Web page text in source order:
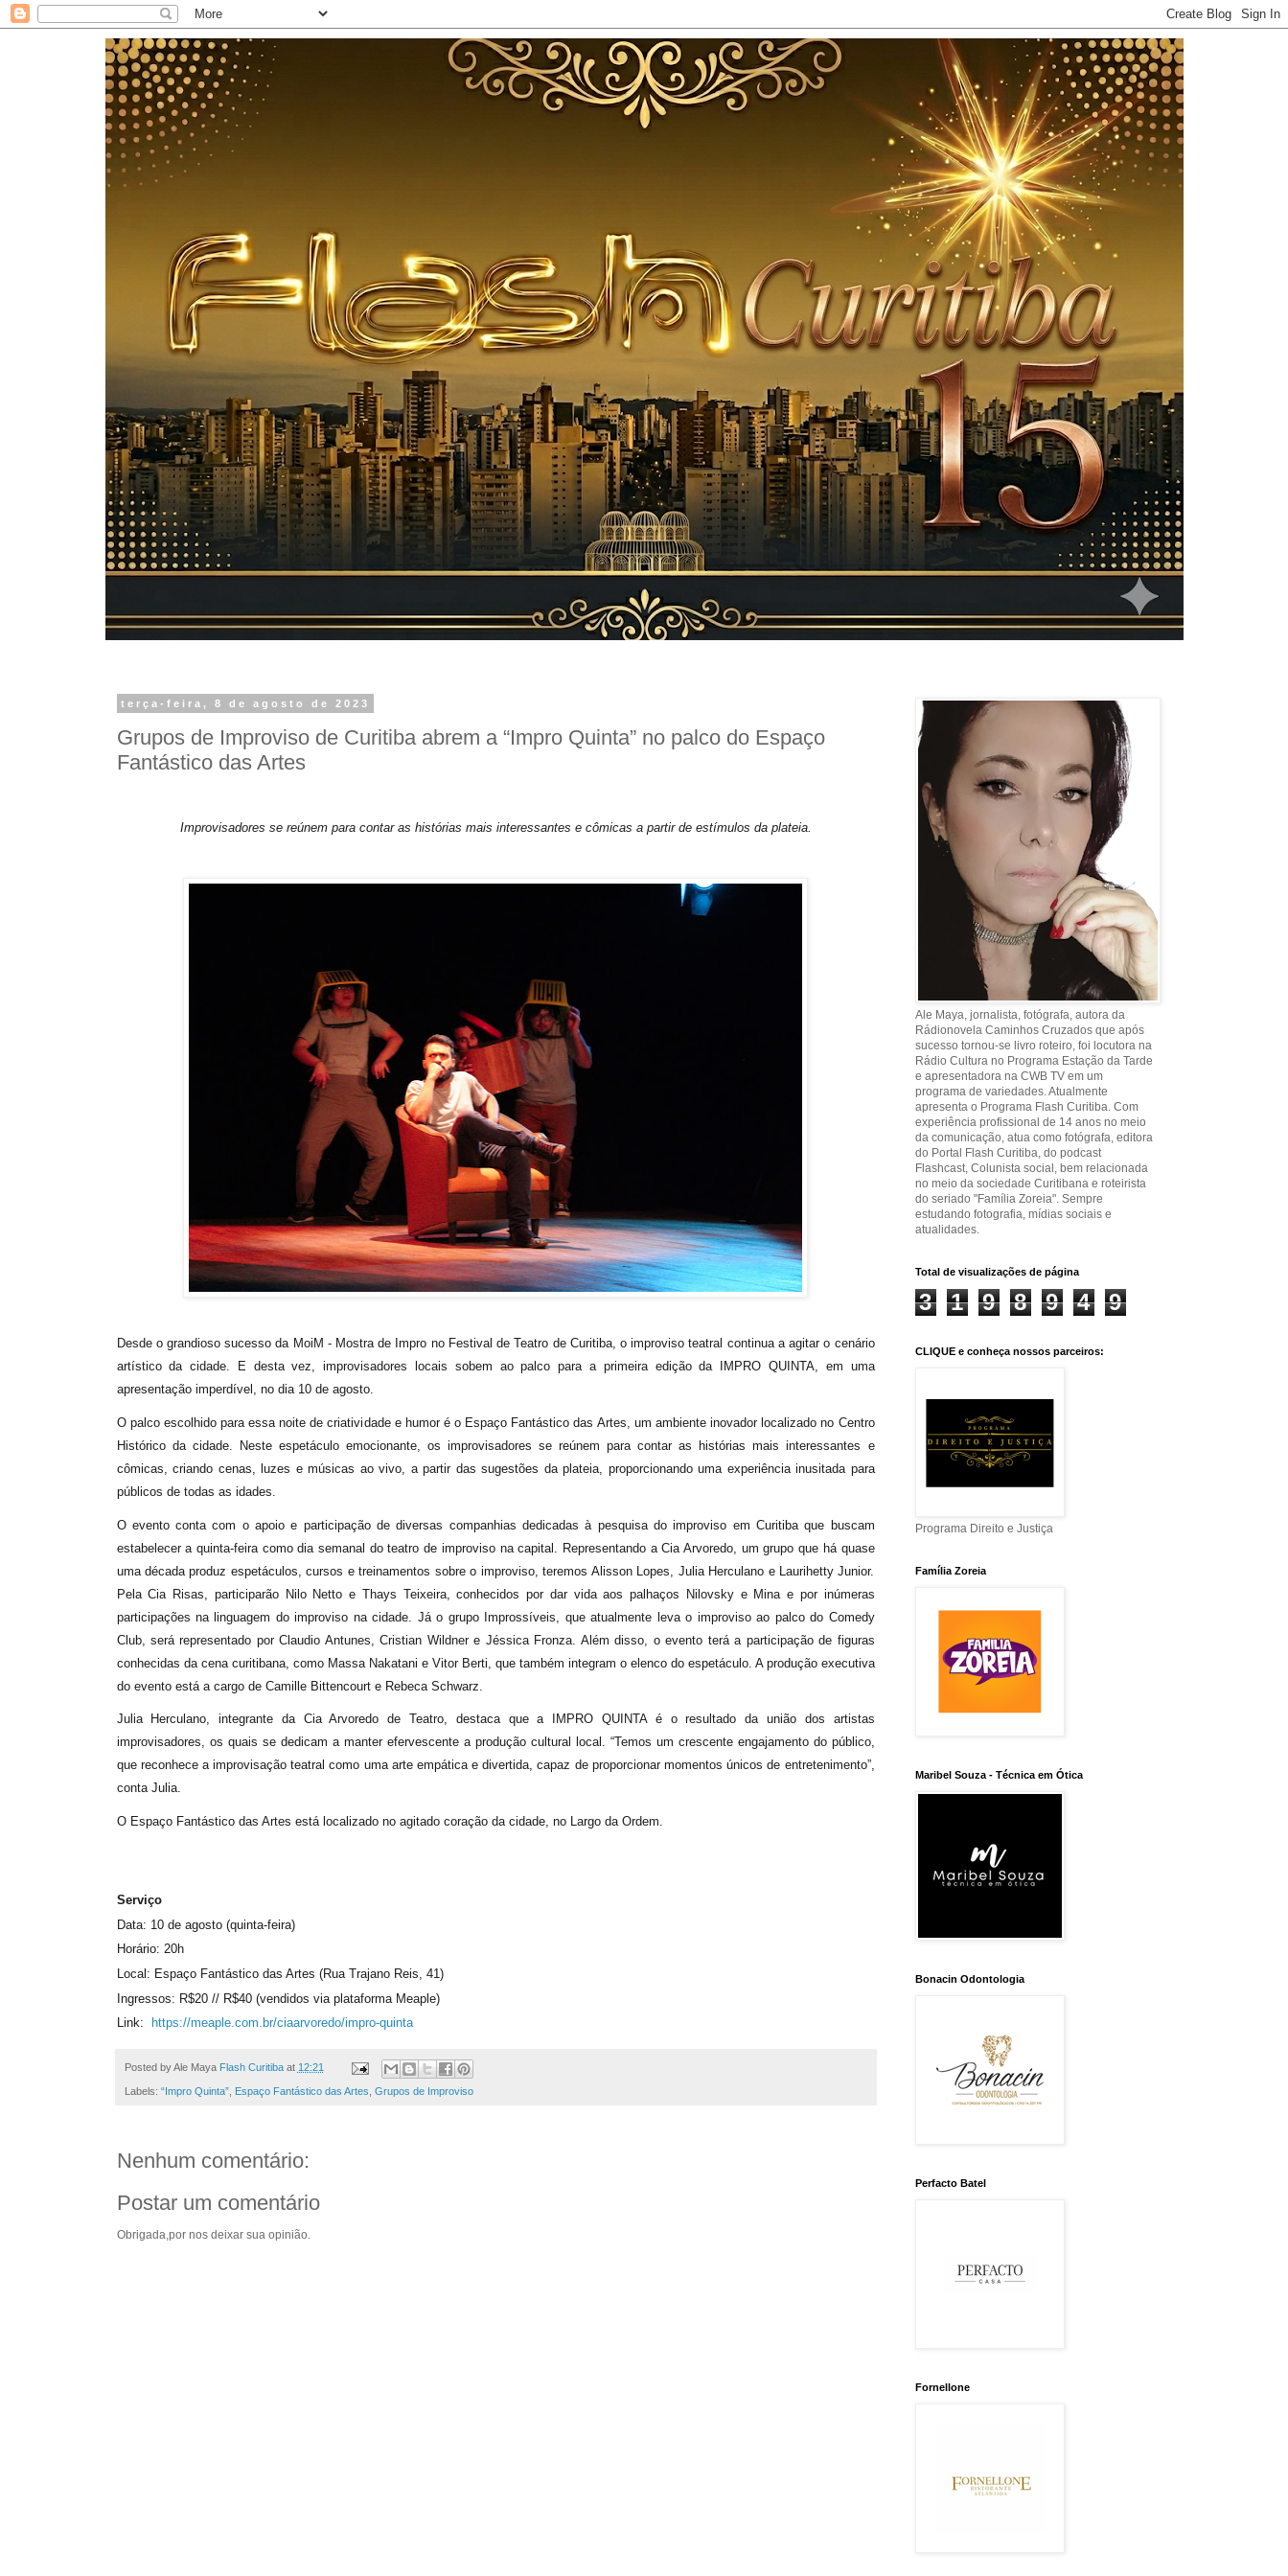
terça-feira, 8 de agosto de 2023
Grupos de Improviso de Curitiba abrem a “Impro Quinta” no palco do Espaço
Fantástico das Artes
Improvisadores se reúnem para contar as histórias mais interessantes e cômicas a partir de estímulos da plateia.
Desde o grandioso sucesso da MoiM - Mostra de Impro no Festival de Teatro de Curitiba, o improviso teatral continua a agitar o cenário
artístico da cidade. E desta vez, improvisadores locais sobem ao palco para a primeira edição da IMPRO QUINTA, em uma
apresentação imperdível, no dia 10 de agosto.
O palco escolhido para essa noite de criatividade e humor é o Espaço Fantástico das Artes, um ambiente inovador localizado no Centro
Histórico da cidade. Neste espetáculo emocionante, os improvisadores se reúnem para contar as histórias mais interessantes e
cômicas, criando cenas, luzes e músicas ao vivo, a partir das sugestões da plateia, proporcionando uma experiência inusitada para
públicos de todas as idades.
O evento conta com o apoio e participação de diversas companhias dedicadas à pesquisa do improviso em Curitiba que buscam
estabelecer a quinta-feira como dia semanal do teatro de improviso na capital. Representando a Cia Arvoredo, um grupo que há quase
uma década produz espetáculos, cursos e treinamentos sobre o improviso, teremos Alisson Lopes, Julia Herculano e Laurihetty Junior.
Pela Cia Risas, participarão Nilo Netto e Thays Teixeira, conhecidos por dar vida aos palhaços Nilovsky e Mina e por inúmeras
participações na linguagem do improviso na cidade. Já o grupo Improssíveis, que atualmente leva o improviso ao palco do Comedy
Club, será representado por Claudio Antunes, Cristian Wildner e Jéssica Fronza. Além disso, o evento terá a participação de figuras
conhecidas da cena curitibana, como Massa Nakatani e Vitor Berti, que também integram o elenco do espetáculo. A produção executiva
do evento está a cargo de Camille Bittencourt e Rebeca Schwarz.
Julia Herculano, integrante da Cia Arvoredo de Teatro, destaca que a IMPRO QUINTA é o resultado da união dos artistas
improvisadores, os quais se dedicam a manter efervescente a produção cultural local. “Temos um crescente engajamento do público,
que reconhece a improvisação teatral como uma arte empática e divertida, capaz de proporcionar momentos únicos de entretenimento”,
conta Julia.
O Espaço Fantástico das Artes está localizado no agitado coração da cidade, no Largo da Ordem.
Serviço
Data: 10 de agosto (quinta-feira)
Horário: 20h
Local: Espaço Fantástico das Artes (Rua Trajano Reis, 41)
Ingressos: R$20 // R$40 (vendidos via plataforma Meaple)
Link:
https://meaple.com.br/ciaarvoredo/impro-quinta
Posted by Ale Maya Flash Curitiba at 12:21
Labels: “Impro Quinta”, Espaço Fantástico das Artes Grupos de Improviso
Nenhum comentário:
Postar um comentário
Obrigada,por nos deixar sua opinião.
Ale Maya, jornalista, fotógrafa, autora da
Rádionovela Caminhos Cruzados que após
sucesso tornou-se livro roteiro, foi locutora na
Rádio Cultura no Programa Estação da Tarde
e apresentadora na CWB TV em um
programa de variedades. Atualmente
apresenta o Programa Flash Curitiba. Com
experiência profissional de 14 anos no meio
da comunicação, atua como fotógrafa, editora
do Portal Flash Curitiba, do podcast
Flashcast, Colunista social, bem relacionada
no meio da sociedade Curitibana e roteirista
do seriado "Família Zoreia". Sempre
estudando fotografia, mídias sociais e
atualidades.
Total de visualizações de página
3 1 9 8 9 4 9
CLIQUE e conheça nossos parceiros:
Programa Direito e Justiça
Família Zoreia
Maribel Souza - Técnica em Ótica
Bonacin Odontologia
Perfacto Batel
Fornellone